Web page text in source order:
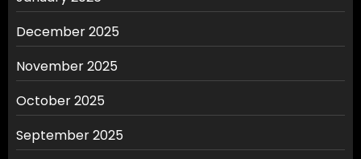
December 2025
November 2025
October 2025
September 2025